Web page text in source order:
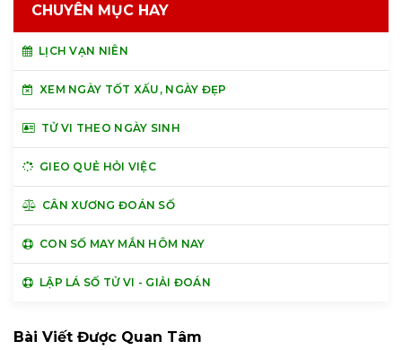
CHUYÊN MỤC HAY
LỊCH VẠN NIÊN
XEM NGÀY TỐT XẤU, NGÀY ĐẸP
TỬ VI THEO NGÀY SINH
GIEO QUẺ HỎI VIỆC
CÂN XƯƠNG ĐOÁN SỐ
CON SỐ MAY MẮN HÔM NAY
LẬP LÁ SỐ TỬ VI - GIẢI ĐOÁN
Bài Viết Được Quan Tâm